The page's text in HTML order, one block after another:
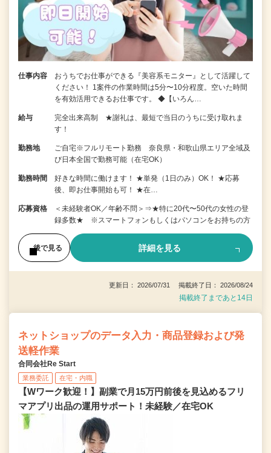
仕事内容
おうちでお仕事ができる『美容系モニター』として活躍して
ください！ 1案件の作業時間は5分〜10分程度。空いた時間
を有効活用できるお仕事です。 ◆【いろん…
給与
完全出来高制 ★謝礼は、最短で当日のうちに受け取れま
す！
勤務地
ご自宅※フルリモート勤務 奈良県・和歌山県エリア全域及
び日本全国で勤務可能（在宅OK）
勤務時間
好きな時間に働けます！ ★単発（1日のみ）OK！ ★応募
後、即お仕事開始も可！ ★在…
応募資格
＜未経験者OK／年齢不問＞⇒★特に20代〜50代の女性の登
録多数★ ※スマートフォンもしくはパソコンをお持ちの方
後で見る 詳細を見る
更新日： 2026/07/31 掲載終了日： 2026/08/24
掲載終了まであと14日
ネットショップのデータ入力・商品登録および発
送軽作業
合同会社Re Start
業務委託 在宅・内職
【Wワーク歓迎！】副業で月15万円前後を見込めるフリ
マアプリ出品の運用サポート！未経験／在宅OK